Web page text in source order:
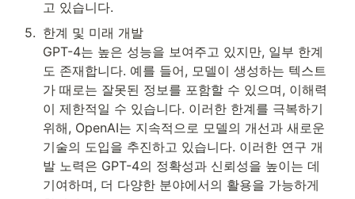
고 있습니다.
5. 한계 및 미래 개발
GPT-4는 높은 성능을 보여주고 있지만, 일부 한계
도 존재합니다. 예를 들어, 모델이 생성하는 텍스트
가 때로는 잘못된 정보를 포함할 수 있으며, 이해력
이 제한적일 수 있습니다. 이러한 한계를 극복하기
위해, OpenAI는 지속적으로 모델의 개선과 새로운
기술의 도입을 추진하고 있습니다. 이러한 연구 개
발 노력은 GPT-4의 정확성과 신뢰성을 높이는 데
기여하며, 더 다양한 분야에서의 활용을 가능하게